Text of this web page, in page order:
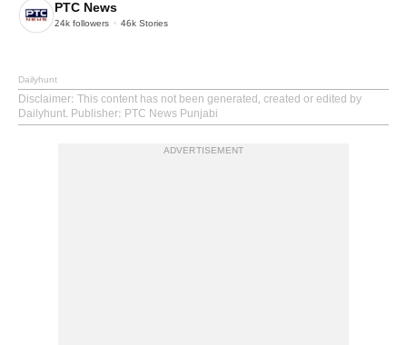
PTC News
24k followers 46k Stories
Dailyhunt
Disclaimer: This content has not been generated, created or edited by
Dailyhunt. Publisher: PTC News Punjabi
ADVERTISEMENT